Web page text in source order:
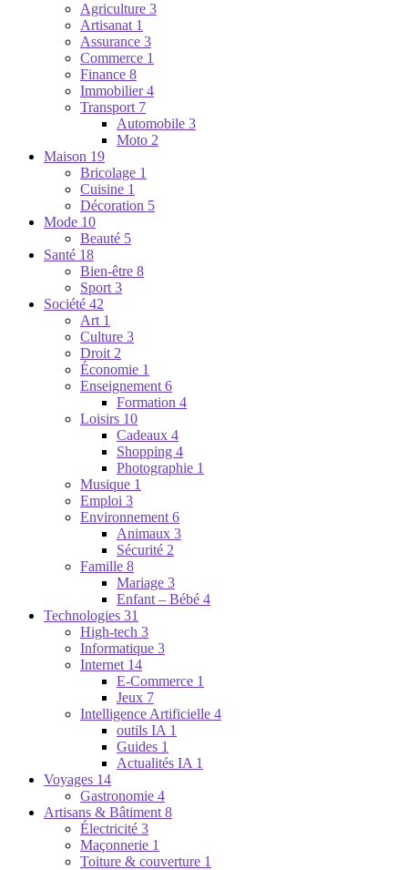
Agriculture 3
Artisanat 1
Assurance 3
Commerce 1
Finance 8
Immobilier4
Transport 7
Automobile 3
Moto 2
Maison 19
Bricolage 1
Cuisine 1
Décoration 5
Mode 10
Beauté 5
Santé 18
Bien-être 8
Sport 3
Société 42
Art 1
Culture 3
Droit 2
Économie 1
Enseignement 6
Formation 4
Loisirs 10
Cadeaux 4
Shopping 4
Photographie 1
Musique 1
Emploi 3
Environnement 6
Animaux 3
Sécurité 2
Famille 8
Mariage 3
Enfant – Bébé 4
Technologies 31
High-tech 3
Informatique 3
Internet 14
E-Commerce 1
Jeux 7
Intelligence Artificielle 4
outils IA 1
Guides 1
Actualités IA 1
Voyages 14
Gastronomie 4
Artisans & Bâtiment 8
Électricité 3
Maçonnerie 1
Toiture & couverture 1